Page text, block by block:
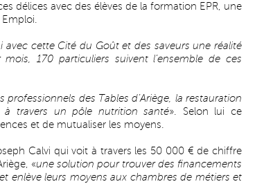
délices avec des élèves de la formation EPR, une
avec cette Cité du Goût et des saveurs une réalité
170 particuliers suivent l’ensemble de ces
des Tables d’Ariège, la restauration
à travers un pôle nutrition santé». Selon lui ce
et de mutualiser les moyens.
Calvi qui voit à travers les 50 000 € de chiffre
«une solution pour trouver des financements
enlève leurs moyens aux chambres de métiers et